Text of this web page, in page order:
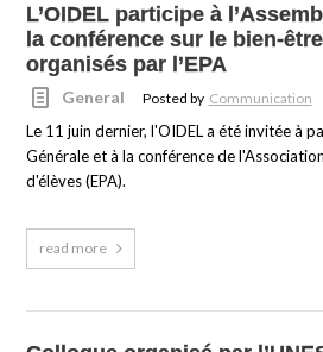
L’OIDEL participe à
la conférence sur le bien-
organisés par l’EPA
General Posted by Communication
Le 11 juin dernier, l'OIDEL a été invitée à
Générale et à la conférence de
d'élèves (EPA).
read more